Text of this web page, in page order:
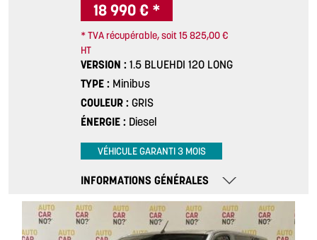
18 990 € *
* TVA récupérable, soit 15 825,00 €
HT
VERSION
1.5 BLUEHDI 120 LONG
TYPE
Minibus
COULEUR
GRIS
ÉNERGIE
Diesel
VÉHICULE GARANTI 3 MOIS
INFORMATIONS GÉNÉRALES